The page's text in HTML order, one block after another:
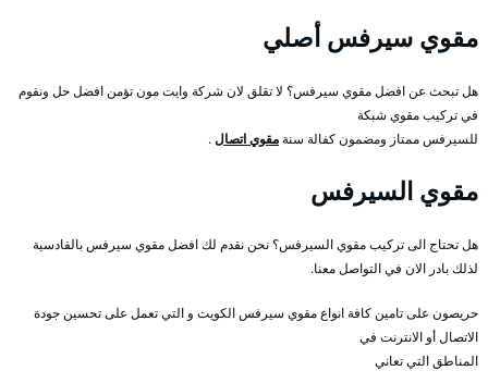
مقوي سيرفس أصلي
هل تبحث عن افضل مقوي سيرفس؟ لا تقلق لان شركة وايت مون تؤمن افضل حل ونقوم
في تركيب مقوي شبكة
للسيرفس ممتاز ومضمون كفالة سنةمقوي اتصال.
مقوي السيرفس
هل تحتاج الى تركيب مقوي السيرفس؟ نحن نقدم لك افضل مقوي سيرفس بالقادسية
لذلك بادر الان في التواصل معنا.
حريصون على تامين كافة انواع مقوي سيرفس الكويت و التي تعمل على تحسين جودة
الاتصال أو الانترنت في
المناطق التي تعاني